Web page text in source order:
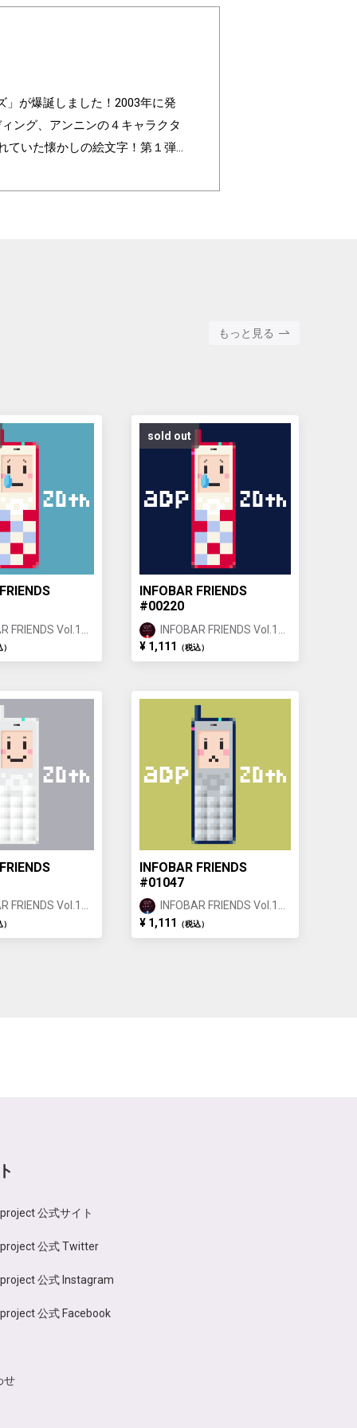
」が爆誕しました！2003年に発
ング、アンニンの４キャラクタ
ていた懐かしの絵文字！第１弾
created to commemorate the 20t
もっと見る
FRIENDS Vol.1
①
）
sold out
INFOBAR FRIENDS
#00220
INFOBAR FRIENDS Vol.1
NISHIKIGOI ①
¥ 1,111 （税込）
FRIENDS Vol.1
）
INFOBAR FRIENDS
#01047
INFOBAR FRIENDS Vol.1
BUILDING ①
¥ 1,111 （税込）
公式サイト
公式 Twitter
公式 Instagram
公式 Facebook
せ